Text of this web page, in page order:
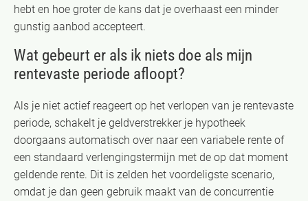
hebt en hoe groter de kans dat je overhaast een minder
gunstig aanbod accepteert.
Wat gebeurt er als ik niets doe als mijn
rentevaste periode afloopt?
Als je niet actief reageert op het verlopen van je rentevaste
periode, schakelt je geldverstrekker je hypotheek
doorgaans automatisch over naar een variabele rente of
een standaard verlengingstermijn met de op dat moment
geldende rente. Dit is zelden het voordeligste scenario,
omdat je dan geen gebruik maakt van de concurrentie